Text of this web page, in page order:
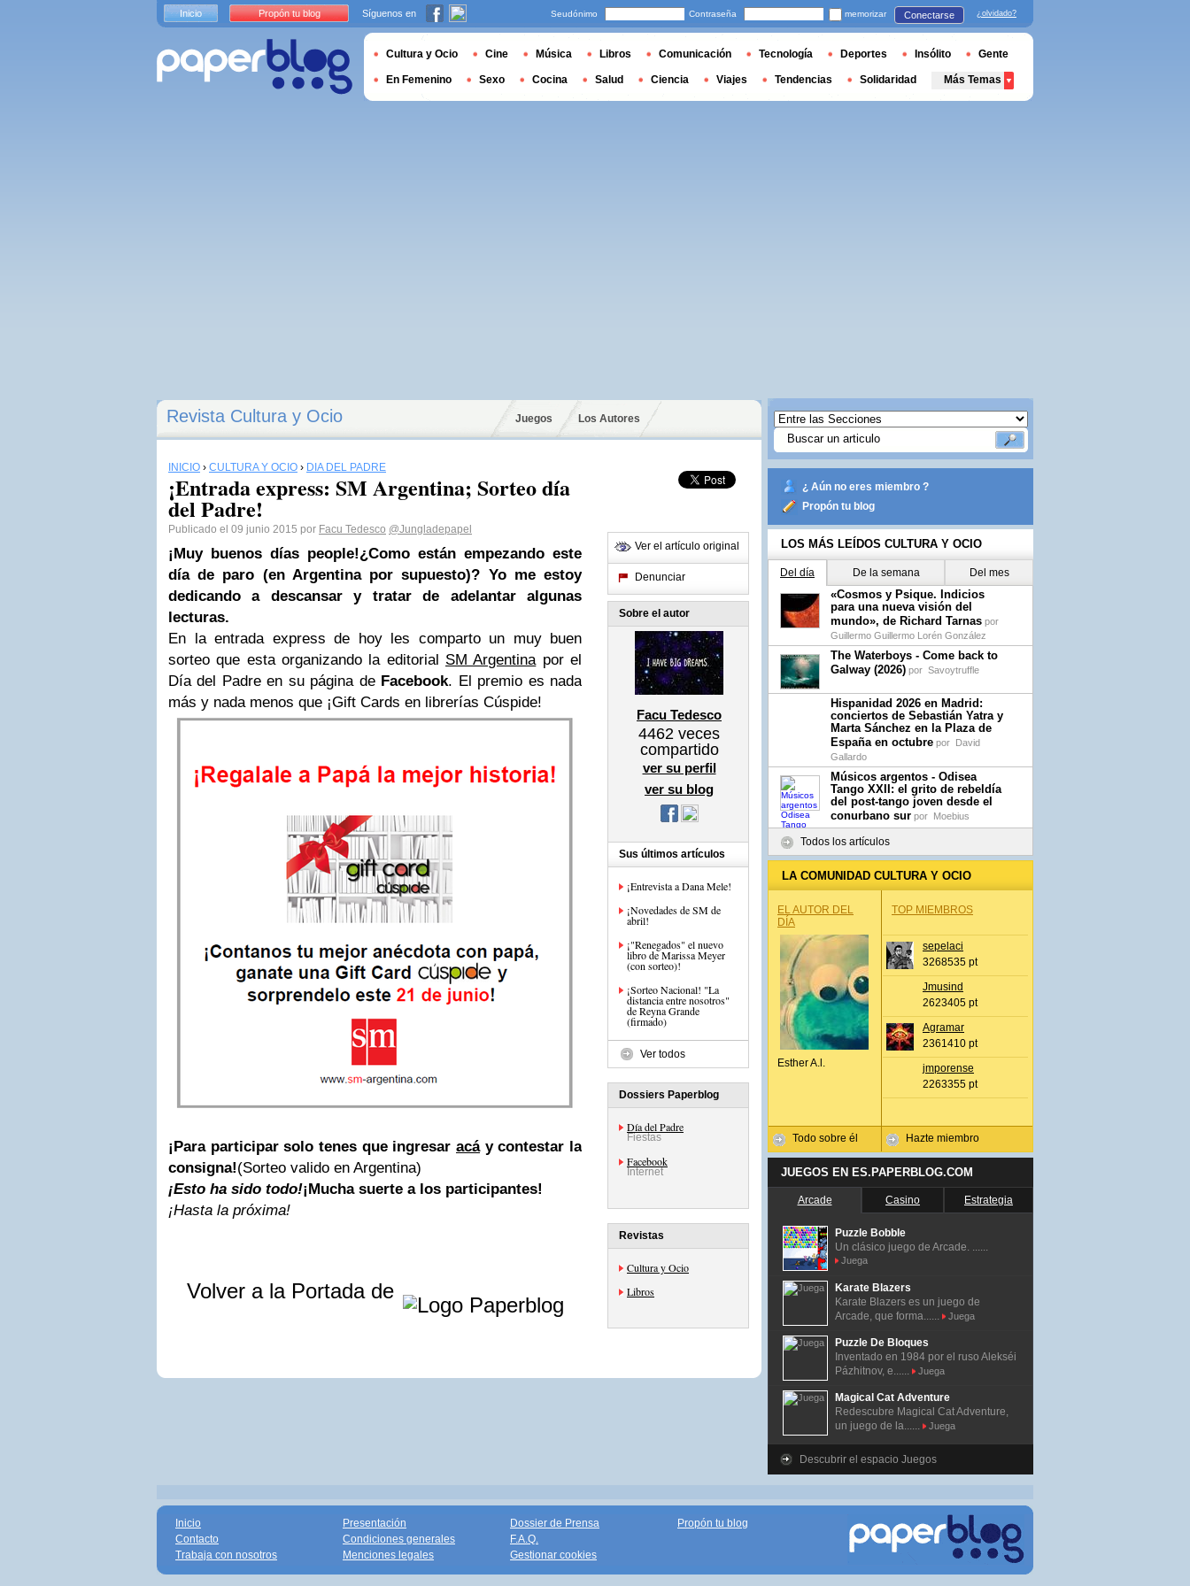
Revista Cultura y Ocio Juegos Los Autores
INICIO › CULTURA Y OCIO › DÍA DEL PADRE
¡Entrada express: SM Argentina; Sorteo día
del Padre!
Publicado el 09 junio 2015 por Facu Tedesco @Jungladepapel
¡Muy buenos días people!¿Como están empezando este
día de paro (en Argentina por supuesto)? Yo me estoy
dedicando a descansar y tratar de adelantar algunas
lecturas.
En la entrada express de hoy les comparto un muy buen
sorteo que esta organizando la editorial SM Argentinapor el
Día del Padre en su página de Facebook. El premio es nada
más y nada menos que ¡Gift Cards en librerías Cúspide!
¡Para participar solo tenes que ingresar acáy contestar la
consigna!(Sorteo valido en Argentina)
¡Esto ha sido todo!¡Mucha suerte a los participantes!
¡Hasta la próxima!
Volver a la Portada de
Ver el artículo original
Denunciar
Sobre el autor
Facu Tedesco
4462 veces
compartido
ver su perfil
ver su blog
Sus últimos artículos
¡Entrevista a Dana Mele!
¡Novedades de SM de
abril!
¡"Renegados" el nuevo
libro de Marissa Meyer
(con sorteo)!
¡Sorteo Nacional! "La
distancia entre nosotros"
de Reyna Grande
(firmado)
Ver todos
Dossiers Paperblog
Día del Padre
Fiestas
Facebook
Internet
Revistas
Cultura y Ocio
Libros
¿ Aún no eres miembro ?
Propón tu blog
LOS MÁS LEÍDOS CULTURA Y OCIO
Del día De la semana Del mes
«Cosmos y Psique. Indicios
para una nueva visión del
mundo», de Richard Tarnas por
Guillermo Guillermo Lorén González
The Waterboys - Come back to
Galway (2026) por Savoytruffle
Hispanidad 2026 en Madrid:
conciertos de Sebastián Yatra y
Marta Sánchez en la Plaza de
España en octubre por David
Gallardo
Músicos argentos - Odisea
Tango XXII: el grito de rebeldía
del post-tango joven desde el
conurbano sur por Moebius
Todos los artículos
LA COMUNIDAD CULTURA Y OCIO
EL AUTOR DEL
DÍA
Esther A.l.
Todo sobre él
TOP MIEMBROS
sepelaci
3268535 pt
Jmusind
2623405 pt
Agramar
2361410 pt
jmporense
2263355 pt
Hazte miembro
JUEGOS EN ES.PAPERBLOG.COM
Arcade Casino Estrategia
Puzzle Bobble
Un clásico juego de Arcade. ......
Juega
Karate Blazers
Karate Blazers es un juego de
Arcade, que forma......
Juega
Puzzle De Bloques
Inventado en 1984 por el ruso Alekséi
Pázhitnov, e......
Juega
Magical Cat Adventure
Redescubre Magical Cat Adventure,
un juego de la......
Juega
Descubrir el espacio Juegos
Inicio Propón tu blog Síguenos en Seudónimo Contraseña memorizar Conectarse ¿olvidado?
Cultura y Ocio Cine Música Libros Comunicación Tecnología Deportes Insólito Gente
En Femenino Sexo Cocina Salud Ciencia Viajes Tendencias Solidaridad Más Temas
Inicio
Contacto
Trabaja con nosotros
Presentación
Condiciones generales
Menciones legales
Dossier de Prensa
F.A.Q.
Gestionar cookies
Propón tu blog